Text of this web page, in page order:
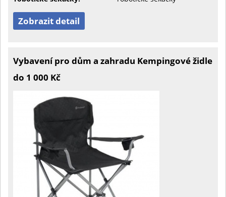
Zobrazit detail
Vybavení pro dům a zahradu Kempingové židle
do 1 000 Kč